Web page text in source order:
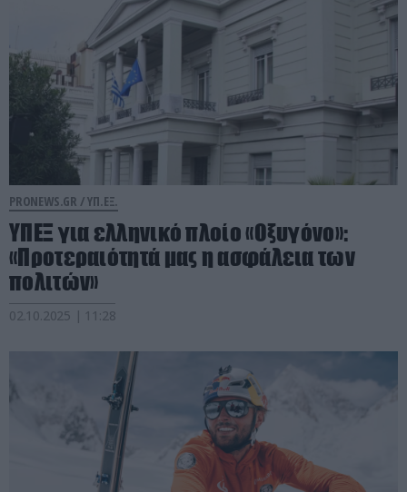
PRONEWS.GR /ΥΠ.ΕΞ.
ΥΠΕΞ για ελληνικό πλοίο «Οξυγόνο»:
«Προτεραιότητά μας η ασφάλεια των
πολιτών»
02.10.2025 | 11:28